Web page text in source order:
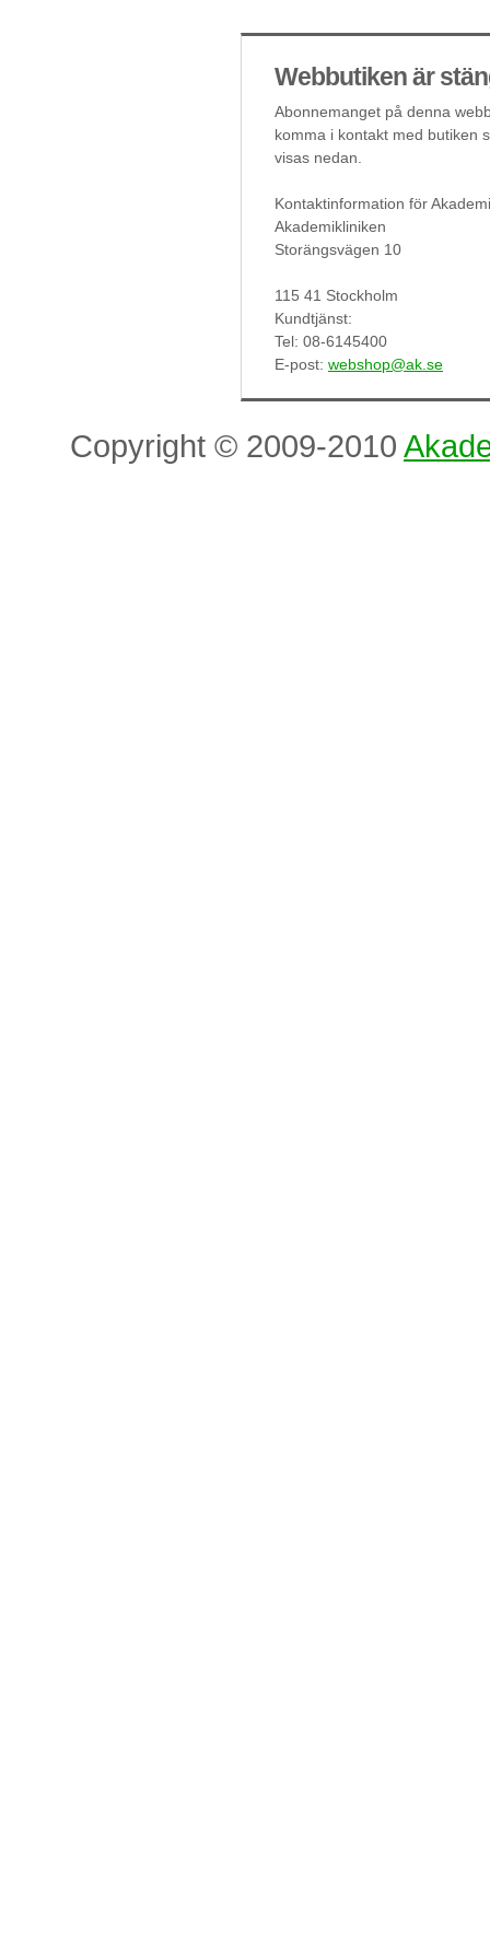
Webbutiken är
Abonnemanget på denna
komma i kontakt med butiken
visas nedan.
Kontaktinformation för
Akademikliniken
Storängsvägen 10
115 41 Stockholm
Kundtjänst:
Tel: 08-6145400
E-post: webshop@ak.se
Copyright © 2009-2010